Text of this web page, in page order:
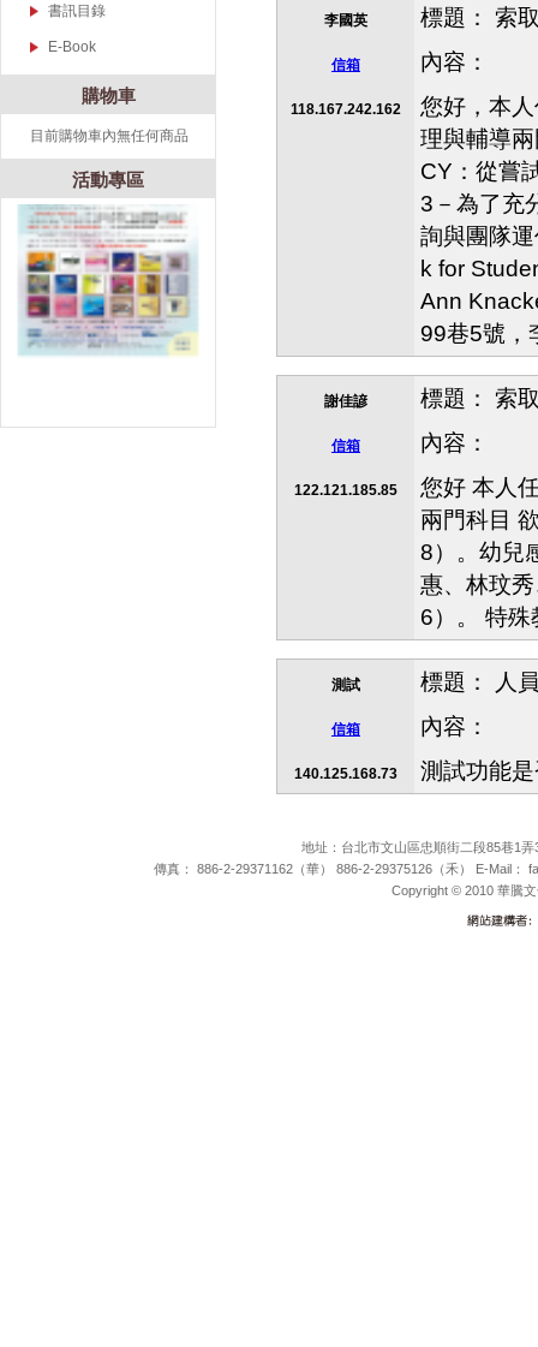
書訊目錄
教育系列
E-Book
教育叢書
幼兒教育叢書
老人照護叢書
人文社會科學叢書
輔導與心理治療叢書
食品營養叢書
醫學、護理叢書
運動、體育休閒叢書
復健醫學叢書
購物車
目前購物車內無任何商品
活動專區
李國英 標題： 索
信箱 內容：
118.167.242.162
您好，本
理與輔導
CY：從嘗
3－為了充
詢與團隊
k for
Ann
99巷5號，
謝佳諺 標題： 索
信箱 內容：
122.121.185.85
您好 本人
兩門科目
8）。幼兒
惠、林玟
6）。 特殊
測試 標題： 人
信箱 內容：
140.125.168.73 測試功能
地址：台北市文山區忠順街二段85巷1
傳真： 886-2-29371162（華） 886-2-29375126（禾） E-Mail：
Copyright © 2010 華騰